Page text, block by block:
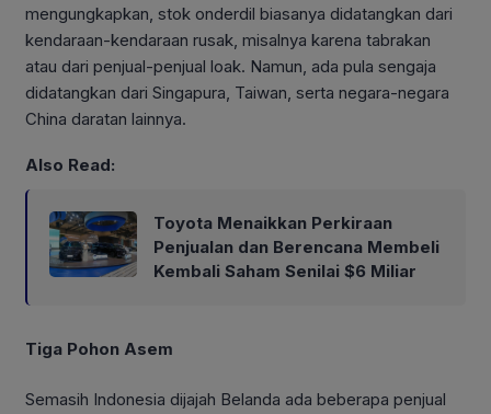
mengungkapkan, stok onderdil biasanya didatangkan dari
kendaraan-kendaraan rusak, misalnya karena tabrakan
atau dari penjual-penjual loak. Namun, ada pula sengaja
didatangkan dari Singapura, Taiwan, serta negara-negara
China daratan lainnya.
Also Read:
Toyota Menaikkan Perkiraan
Penjualan dan Berencana Membeli
Kembali Saham Senilai $6 Miliar
Tiga Pohon Asem
Semasih Indonesia dijajah Belanda ada beberapa penjual